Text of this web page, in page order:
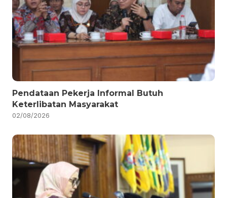
Pendataan Pekerja Informal Butuh
Keterlibatan Masyarakat
02/08/2026